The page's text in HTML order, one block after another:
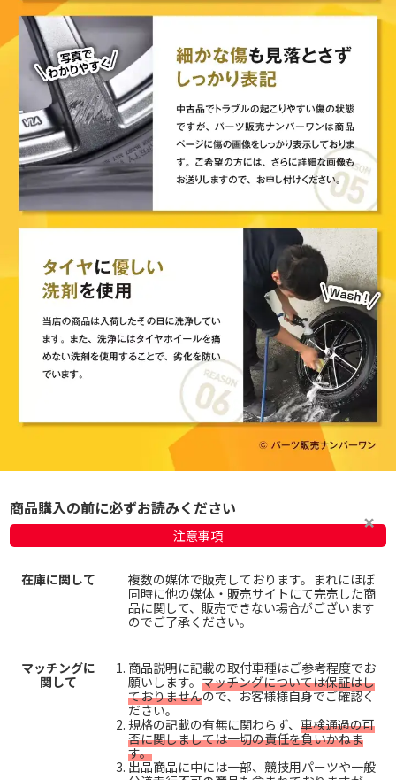
商品購入の前に必ずお読みください
注意事項
在庫に関して
複数の媒体で販売しております。まれにほぼ
同時に他の媒体・販売サイトにて完売した商
品に関して、販売できない場合がございます
のでご了承ください。
マッチングに
関して
商品説明に記載の取付車種はご参考程度でお
願いします。 マッチングについては保証はし
ておりませんので、お客様様自身でご確認く
ださい。
規格の記載の有無に関わらず、 車検通過の可
否に関しましては一切の責任を負いかねま
す。
出品商品に中には一部、競技用パーツや一般